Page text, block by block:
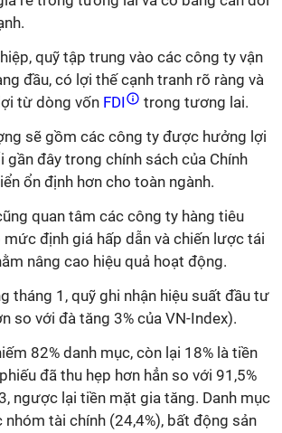
quỹ tập trung vào các công ty vận
đầu, có lợi thế cạnh tranh rõ ràng và
từ dòng vốn FDI
trong tương lai.
sẽ gồm các công ty được hưởng lợi
đây trong chính sách của Chính
ổn định hơn cho toàn ngành.
quan tâm các công ty hàng tiêu
định giá hấp dẫn và chiến lược tái
nâng cao hiệu quả hoạt động.
tháng 1, quỹ ghi nhận hiệu suất đầu tư
so với đà tăng 3% của VN-Index).
82% danh mục, còn lại 18% là tiền
đã thu hẹp hơn hẳn so với 91,5%
ngược lại tiền mặt gia tăng. Danh mục
tài chính (24,4%), bất động sản